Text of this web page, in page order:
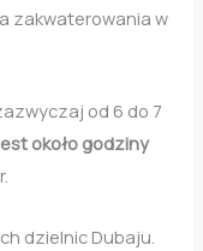
zakwaterowania w
od 6 do 7
około godziny
dzielnic Dubaju.